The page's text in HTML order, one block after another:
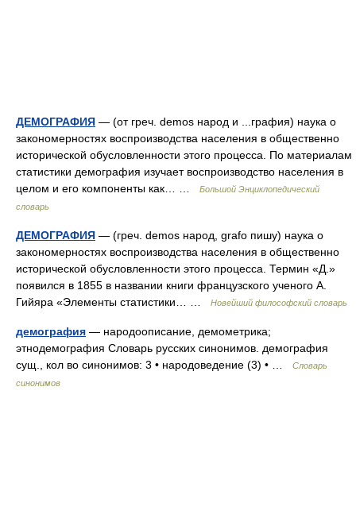
ДЕМОГРАФИЯ — (от греч. demos народ и ...графия) наука о
закономерностях воспроизводства населения в общественно
исторической обусловленности этого процесса. По материалам
статистики демография изучает воспроизводство населения в
целом и его компоненты как… …
Большой Энциклопедический
словарь
ДЕМОГРАФИЯ — (греч. demos народ, grafo пишу) наука о
закономерностях воспроизводства населения в общественно
исторической обусловленности этого процесса. Термин «Д.»
появился в 1855 в названии книги французского ученого А.
Гийяра «Элементы статистики… …
Новейший философский словарь
демография — народоописание, демометрика;
этнодемография Словарь русских синонимов. демография
сущ., кол во синонимов: 3 • народоведение (3) • …
Словарь
синонимов